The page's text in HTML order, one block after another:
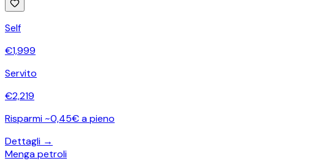
Self
€1,999
Servito
€2,219
Risparmi ~0,45€ a pieno
Dettagli →
Menga petroli